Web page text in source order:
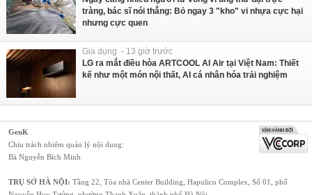
tràng, bác sĩ nói thẳng: Bỏ ngay 3 "kho" vi nhựa cực hại
nhưng cực quen
Gia dụng - 13 giờ trước
LG ra mắt điều hòa ARTCOOL AI Air tại Việt Nam: Thiết
kế như một món nội thất, AI cá nhân hóa trải nghiệm
GenK
Chịu trách nhiệm quản lý nội dung:
Bà Nguyễn Bích Minh
TRỤ SỞ HÀ NỘI: Tầng 22, Tòa nhà Center Building, Hapulico Complex, Số 01, phố